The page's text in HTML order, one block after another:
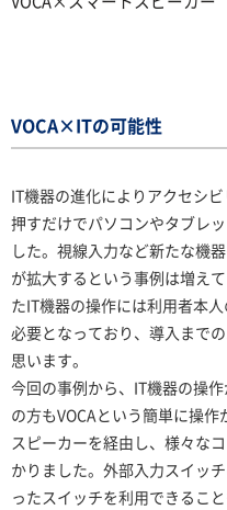
VOCA×ITの可能性
IT機器の進化によりアクセシ
押すだけでパソコンやタブレ
した。視線入力など新たな機
が拡大するという事例は増え
たIT機器の操作には利用者本
必要となっており、導入まで
思います。
今回の事例から、IT機器の操
の方もVOCAという簡単に操
スピーカーを経由し、様々な
かりました。外部入力スイッ
ったスイッチを利用できるこ